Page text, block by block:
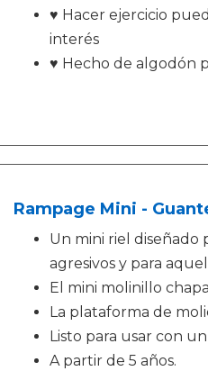
♥ Hacer ejercicio
interés
♥ Hecho de algodón
Rampage Mini -
Un mini riel diseñado
agresivos y para
El mini molinillo
La plataforma de
Listo para usar con
A partir de 5 años.